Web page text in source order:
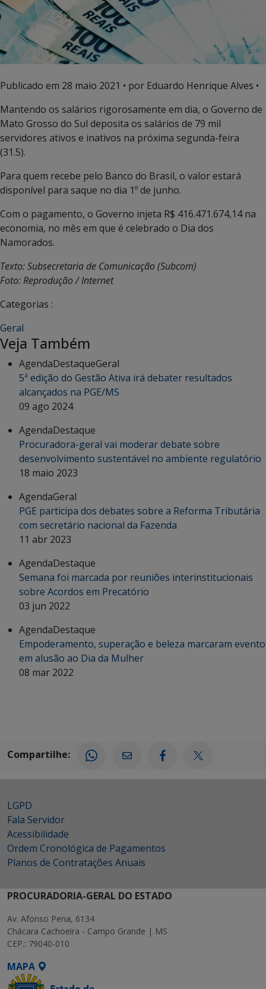
Publicado em 28 maio 2021 • por Eduardo Henrique Alves •
Mantendo os salários rigorosamente em dia, o Governo de
Mato Grosso do Sul deposita os salários de 79 mil
servidores ativos e inativos na próxima segunda-feira
(31.5).
Para quem recebe pelo Banco do Brasil, o valor estará
disponível para saque no dia 1º de junho.
Com o pagamento, o Governo injeta R$ 416.471.674,14 na
economia, no mês em que é celebrado o Dia dos
Namorados.
Texto: Subsecretaria de Comunicação (Subcom)
Foto: Reprodução / Internet
Categorias :
Geral
Veja Também
AgendaDestaqueGeral
5ª edição do Gestão Ativa irá debater resultados
alcançados na PGE/MS
09 ago 2024
AgendaDestaque
Procuradora-geral vai moderar debate sobre
desenvolvimento sustentável no ambiente regulatório
18 maio 2023
AgendaGeral
PGE participa dos debates sobre a Reforma Tributária
com secretário nacional da Fazenda
11 abr 2023
AgendaDestaque
Semana foi marcada por reuniões interinstitucionais
sobre Acordos em Precatório
03 jun 2022
AgendaDestaque
Empoderamento, superação e beleza marcaram evento
em alusão ao Dia da Mulher
08 mar 2022
Compartilhe:
LGPD
Fala Servidor
Acessibilidade
Ordem Cronológica de Pagamentos
Planos de Contratações Anuais
PROCURADORIA-GERAL DO ESTADO
Av. Afonso Pena, 6134
Chácara Cachoeira - Campo Grande | MS
CEP.: 79040-010
MAPA